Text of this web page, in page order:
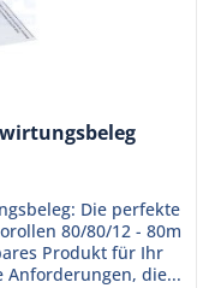
Die perfekte
80/80/12 - 80m
Produkt für Ihr
Anforderungen, die...